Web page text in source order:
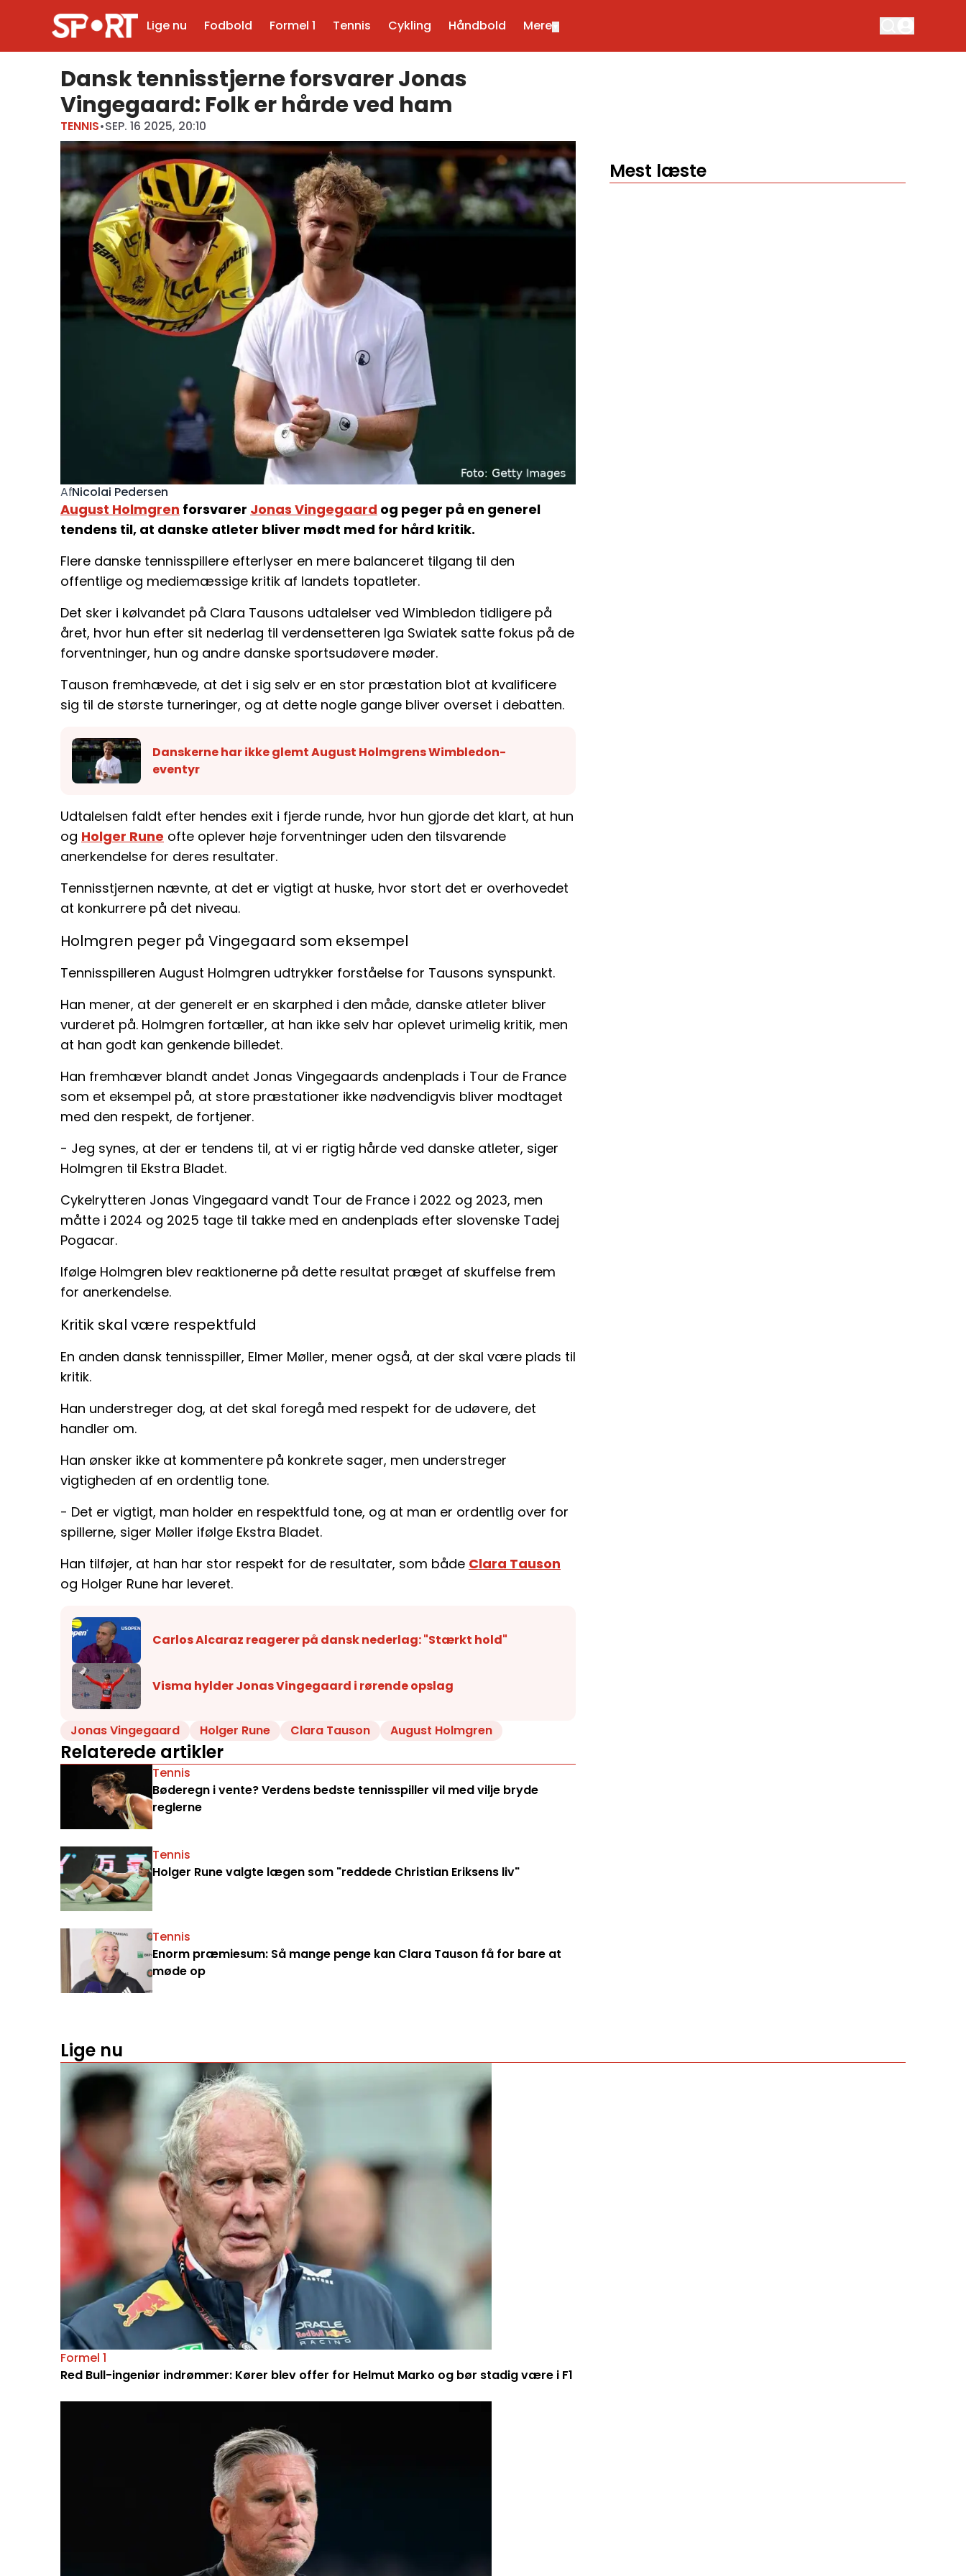
Lige nu Fodbold Formel 1 Tennis Cykling Håndbold Mere
Dansk tennisstjerne forsvarer Jonas
Vingegaard: Folk er hårde ved ham
TENNIS•SEP. 16 2025, 20:10
AfNicolai Pedersen
August Holmgren forsvarer Jonas Vingegaard og peger på en generel
tendens til, at danske atleter bliver mødt med for hård kritik.
Flere danske tennisspillere efterlyser en mere balanceret tilgang til den
offentlige og mediemæssige kritik af landets topatleter.
Det sker i kølvandet på Clara Tausons udtalelser ved Wimbledon tidligere på
året, hvor hun efter sit nederlag til verdensetteren Iga Swiatek satte fokus på de
forventninger, hun og andre danske sportsudøvere møder.
Tauson fremhævede, at det i sig selv er en stor præstation blot at kvalificere
sig til de største turneringer, og at dette nogle gange bliver overset i debatten.
Danskerne har ikke glemt August Holmgrens Wimbledon-
eventyr
Udtalelsen faldt efter hendes exit i fjerde runde, hvor hun gjorde det klart, at hun
og Holger Rune ofte oplever høje forventninger uden den tilsvarende
anerkendelse for deres resultater.
Tennisstjernen nævnte, at det er vigtigt at huske, hvor stort det er overhovedet
at konkurrere på det niveau.
Holmgren peger på Vingegaard som eksempel
Tennisspilleren August Holmgren udtrykker forståelse for Tausons synspunkt.
Han mener, at der generelt er en skarphed i den måde, danske atleter bliver
vurderet på. Holmgren fortæller, at han ikke selv har oplevet urimelig kritik, men
at han godt kan genkende billedet.
Han fremhæver blandt andet Jonas Vingegaards andenplads i Tour de France
som et eksempel på, at store præstationer ikke nødvendigvis bliver modtaget
med den respekt, de fortjener.
- Jeg synes, at der er tendens til, at vi er rigtig hårde ved danske atleter, siger
Holmgren til Ekstra Bladet.
Cykelrytteren Jonas Vingegaard vandt Tour de France i 2022 og 2023, men
måtte i 2024 og 2025 tage til takke med en andenplads efter slovenske Tadej
Pogacar.
Ifølge Holmgren blev reaktionerne på dette resultat præget af skuffelse frem
for anerkendelse.
Kritik skal være respektfuld
En anden dansk tennisspiller, Elmer Møller, mener også, at der skal være plads til
kritik.
Han understreger dog, at det skal foregå med respekt for de udøvere, det
handler om.
Han ønsker ikke at kommentere på konkrete sager, men understreger
vigtigheden af en ordentlig tone.
- Det er vigtigt, man holder en respektfuld tone, og at man er ordentlig over for
spillerne, siger Møller ifølge Ekstra Bladet.
Han tilføjer, at han har stor respekt for de resultater, som både Clara Tauson
og Holger Rune har leveret.
Carlos Alcaraz reagerer på dansk nederlag: "Stærkt hold"
Visma hylder Jonas Vingegaard i rørende opslag
Jonas Vingegaard Holger Rune Clara Tauson August Holmgren
Relaterede artikler
Tennis
Bøderegn i vente? Verdens bedste tennisspiller vil med vilje bryde
reglerne
Tennis
Holger Rune valgte lægen som "reddede Christian Eriksens liv"
Tennis
Enorm præmiesum: Så mange penge kan Clara Tauson få for bare at
møde op
Mest læste
Lige nu
Formel 1
Red Bull-ingeniør indrømmer: Kører blev offer for Helmut Marko og bør stadig være i F1